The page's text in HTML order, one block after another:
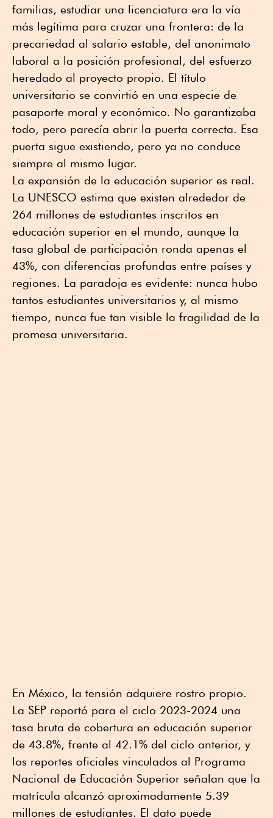
familias, estudiar una licenciatura era la vía
más legítima para cruzar una frontera: de la
precariedad al salario estable, del anonimato
laboral a la posición profesional, del esfuerzo
heredado al proyecto propio. El título
universitario se convirtió en una especie de
pasaporte moral y económico. No garantizaba
todo, pero parecía abrir la puerta correcta. Esa
puerta sigue existiendo, pero ya no conduce
siempre al mismo lugar.
La expansión de la educación superior es real.
La UNESCO estima que existen alrededor de
264 millones de estudiantes inscritos en
educación superior en el mundo, aunque la
tasa global de participación ronda apenas el
43%, con diferencias profundas entre países y
regiones. La paradoja es evidente: nunca hubo
tantos estudiantes universitarios y, al mismo
tiempo, nunca fue tan visible la fragilidad de la
promesa universitaria.
En México, la tensión adquiere rostro propio.
La SEP reportó para el ciclo 2023-2024 una
tasa bruta de cobertura en educación superior
de 43.8%, frente al 42.1% del ciclo anterior, y
los reportes oficiales vinculados al Programa
Nacional de Educación Superior señalan que la
matrícula alcanzó aproximadamente 5.39
millones de estudiantes. El dato puede